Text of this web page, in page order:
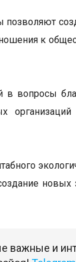
позволяют
к
в вопросы
важные и